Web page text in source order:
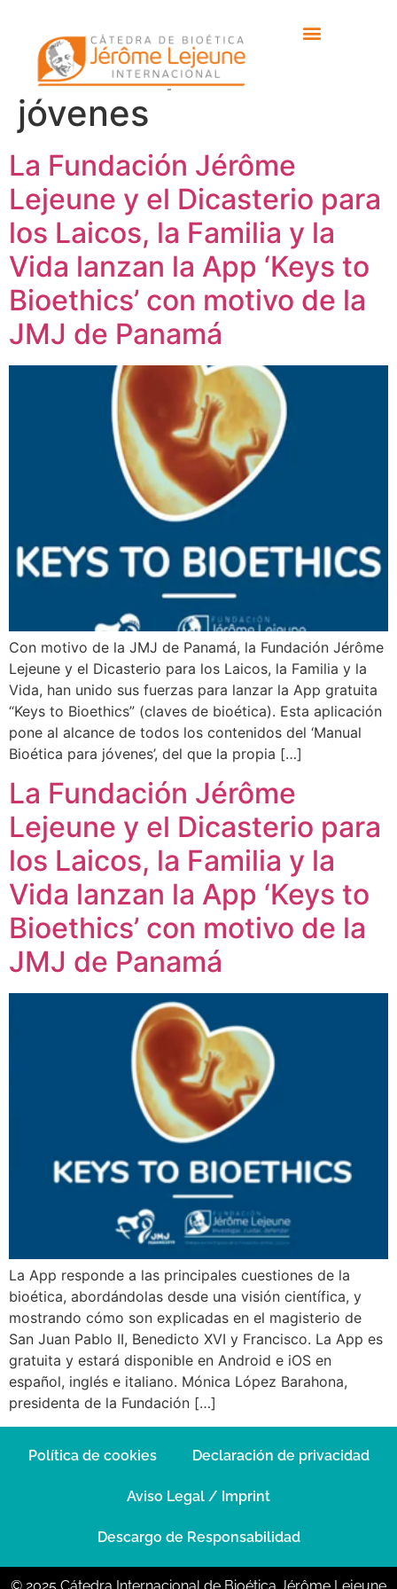
Etiqueta: Manual de
Bioética para
jóvenes
La Fundación Jérôme
Lejeune y el Dicasterio para
los Laicos, la Familia y la
Vida lanzan la App ‘Keys to
Bioethics’ con motivo de la
JMJ de Panamá
Con motivo de la JMJ de Panamá, la Fundación Jérôme
Lejeune y el Dicasterio para los Laicos, la Familia y la
Vida, han unido sus fuerzas para lanzar la App gratuita
“Keys to Bioethics” (claves de bioética). Esta aplicación
pone al alcance de todos los contenidos del ‘Manual
Bioética para jóvenes’, del que la propia […]
La Fundación Jérôme
Lejeune y el Dicasterio para
los Laicos, la Familia y la
Vida lanzan la App ‘Keys to
Bioethics’ con motivo de la
JMJ de Panamá
La App responde a las principales cuestiones de la
bioética, abordándolas desde una visión científica, y
mostrando cómo son explicadas en el magisterio de
San Juan Pablo II, Benedicto XVI y Francisco. La App es
gratuita y estará disponible en Android e iOS en
español, inglés e italiano. Mónica López Barahona,
presidenta de la Fundación […]
Política de cookies Declaración de privacidad
Aviso Legal / Imprint
Descargo de Responsabilidad